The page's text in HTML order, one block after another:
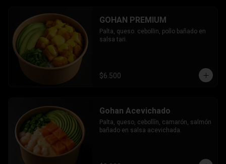
GOHAN PREMIUM
Palta, queso. cebollin, pollo bañado en
salsa tari.
$6.500
Gohan Acevichado
Palta, queso, cebollín, camarón, salmón
bañado en salsa acevichada.